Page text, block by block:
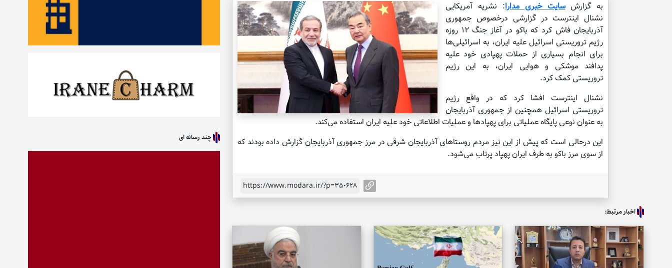
به گزارشسایت خبری مدارا: نشریه آمریکایی
نشنال اینترست در گزارشی درخصوص جمهوری
آذربایجان فاش کرد که باکو در آغاز جنگ ۱۲ روزه
رژیم تروریستی اسرائیل علیه ایران، به اسرائیلی‌ها
برای انجام بسیاری از حملات پهپادی خود علیه
پدافند موشکی و هوایی ایران، به این رژیم
تروریستی کمک کرد.
نشنال اینترست افشا کرد که در واقع رژیم
تروریستی اسرائیل همچنین از جمهوری آذربایجان
به عنوان نوعی پایگاه عملیاتی برای پهپادها و عملیات اطلاعاتی خود علیه ایران استفاده می‌کند.
این درحالی است که پیش از این نیز مردم روستاهای آذربایجان شرقی در مرز جمهوری آذربایجان گزارش داده بودند که
از سوی مرز باکو به طرف ایران پهپاد پرتاب می‌شود.
https://www.modara.ir/?p=350628
اخبار مرتبط:
چند رسانه ای